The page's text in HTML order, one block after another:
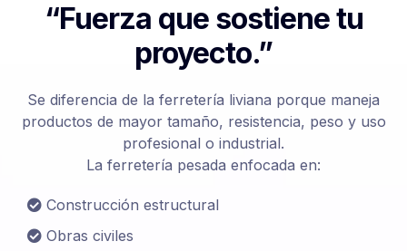
“Fuerza que sostiene tu
proyecto.”
Se diferencia de la ferretería liviana porque maneja
productos de mayor tamaño, resistencia, peso y uso
profesional o industrial.
La ferretería pesada enfocada en:
Construcción estructural
Obras civiles